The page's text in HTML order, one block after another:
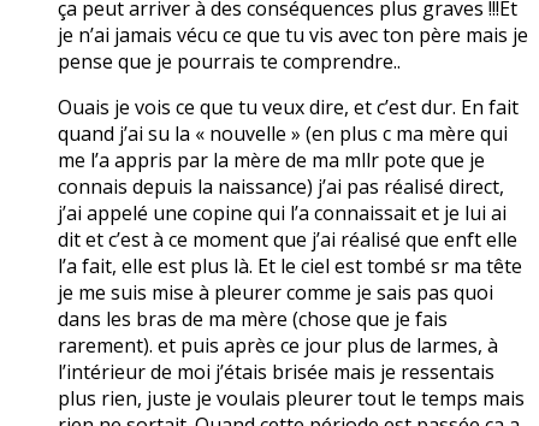
ça peut arriver à des conséquences plus graves !!!Et
je n’ai jamais vécu ce que tu vis avec ton père mais je
pense que je pourrais te comprendre..
Ouais je vois ce que tu veux dire, et c’est dur. En fait
quand j’ai su la « nouvelle » (en plus c ma mère qui
me l’a appris par la mère de ma mllr pote que je
connais depuis la naissance) j’ai pas réalisé direct,
j’ai appelé une copine qui l’a connaissait et je lui ai
dit et c’est à ce moment que j’ai réalisé que enft elle
l’a fait, elle est plus là. Et le ciel est tombé sr ma tête
je me suis mise à pleurer comme je sais pas quoi
dans les bras de ma mère (chose que je fais
rarement). et puis après ce jour plus de larmes, à
l’intérieur de moi j’étais brisée mais je ressentais
plus rien, juste je voulais pleurer tout le temps mais